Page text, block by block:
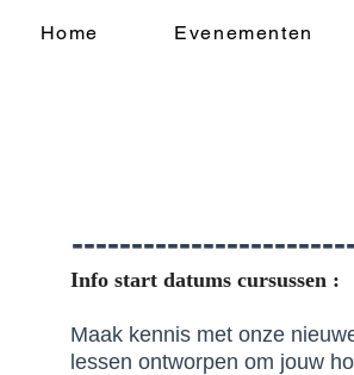
Home Evenementen
​​Info start datums cursussen :
Maak kennis met onze
lessen ontworpen om jouw